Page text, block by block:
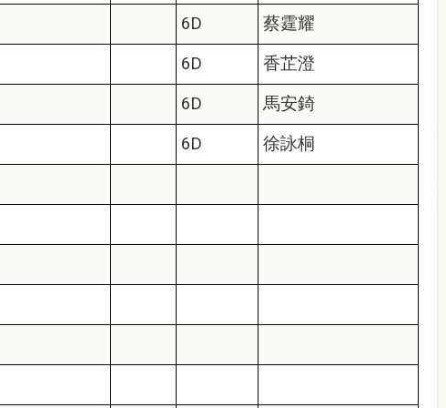
6D
蔡霆耀
6D
香芷澄
6D
馬安錡
6D
徐詠桐